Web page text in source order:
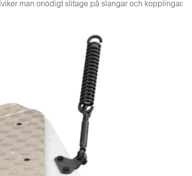
man onödigt slitage på slangar och kopplingar.